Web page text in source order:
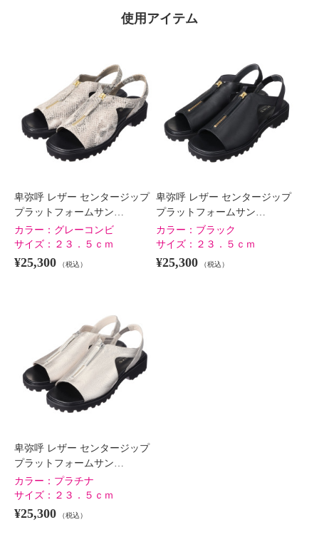
使用アイテム
卑弥呼 レザー センタージップ
プラットフォームサン…
カラー： グレーコンビ
サイズ： ２３．５ｃｍ
¥25,300 （税込）
卑弥呼 レザー センタージップ
プラットフォームサン…
カラー： ブラック
サイズ： ２３．５ｃｍ
¥25,300 （税込）
卑弥呼 レザー センタージップ
プラットフォームサン…
カラー： プラチナ
サイズ： ２３．５ｃｍ
¥25,300 （税込）